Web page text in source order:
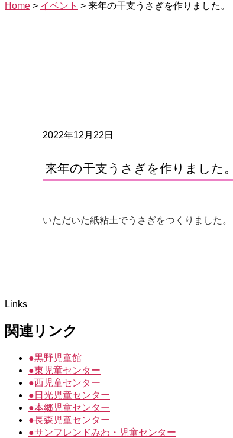
Home > イベント > 来年の干支うさぎを作りました。
2022年12月22日
来年の干支うさぎを作りました。
いただいた紙粘土でうさぎをつくりました。
Links
関連リンク
●黒野児童館
●東児童センター
●西児童センター
● 日光児童センター
●本郷児童センター
●長森児童センター
●サンフレンドみわ・児童センター